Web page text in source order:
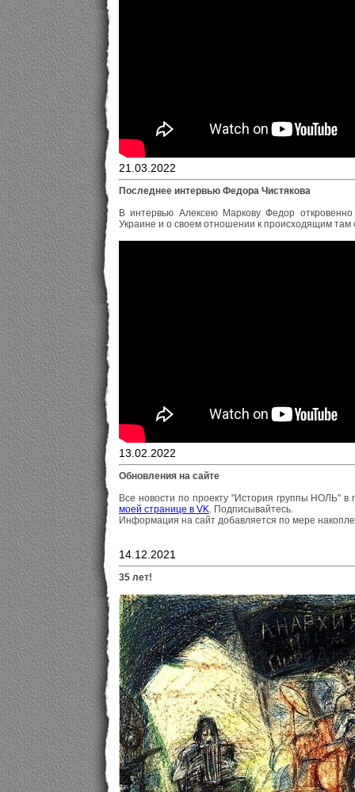
21.03.2022
Последнее интервью Федора Чистякова
В интервью Алексею Маркову Федор
Украине и о своем отношении к происходящим там
13.02.2022
Обновления на сайте
Все новости по проекту "История группы НОЛЬ"
моей странице в VK. Подписывайтесь.
Информация на сайт добавляется по мере
14.12.2021
35 лет!